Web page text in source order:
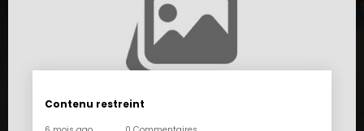
Contenu restreint